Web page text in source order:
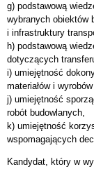
g) podstawową
wybranych obiektów
i infrastruktury
h) podstawową
dotyczących
i) umiejętność
materiałów i
j) umiejętność
robót budowlanych,
k) umiejętność
wspomagających
Kandydat, który w